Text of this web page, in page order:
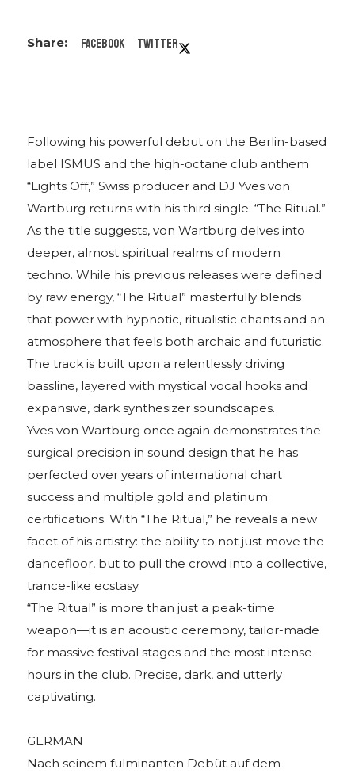
Following his powerful debut on the Berlin-based
label ISMUS and the high-octane club anthem
“Lights Off,” Swiss producer and DJ Yves von
Wartburg returns with his third single: “The Ritual.”
As the title suggests, von Wartburg delves into
deeper, almost spiritual realms of modern
techno. While his previous releases were defined
by raw energy, “The Ritual” masterfully blends
that power with hypnotic, ritualistic chants and an
atmosphere that feels both archaic and futuristic.
The track is built upon a relentlessly driving
bassline, layered with mystical vocal hooks and
expansive, dark synthesizer soundscapes.
Yves von Wartburg once again demonstrates the
surgical precision in sound design that he has
perfected over years of international chart
success and multiple gold and platinum
certifications. With “The Ritual,” he reveals a new
facet of his artistry: the ability to not just move the
dancefloor, but to pull the crowd into a collective,
trance-like ecstasy.
“The Ritual” is more than just a peak-time
weapon—it is an acoustic ceremony, tailor-made
for massive festival stages and the most intense
hours in the club. Precise, dark, and utterly
captivating.
GERMAN
Nach seinem fulminanten Debüt auf dem
Facebook Twitter